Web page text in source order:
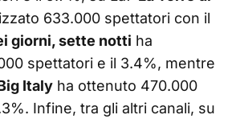
633.000 spettatori con il
giorni, sette notti ha
spettatori e il 3.4%, mentre
Italy ha ottenuto 470.000
Infine, tra gli altri canali, su